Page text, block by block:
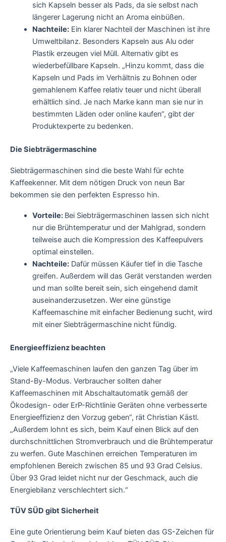
sich Kapseln besser als Pads, da sie selbst nach
längerer Lagerung nicht an Aroma einbüßen.
Nachteile:Ein klarer Nachteil der Maschinen ist ihre
Umweltbilanz. Besonders Kapseln aus Alu oder
Plastik erzeugen viel Müll. Alternativ gibt es
wiederbefüllbare Kapseln. „Hinzu kommt, dass die
Kapseln und Pads im Verhältnis zu Bohnen oder
gemahlenem Kaffee relativ teuer und nicht überall
erhältlich sind. Je nach Marke kann man sie nur in
bestimmten Läden oder online kaufen“, gibt der
Produktexperte zu bedenken.
Die Siebträgermaschine
Siebträgermaschinen sind die beste Wahl für echte
Kaffeekenner. Mit dem nötigen Druck von neun Bar
bekommen sie den perfekten Espresso hin.
Vorteile: Bei Siebträgermaschinen lassen sich nicht
nur die Brühtemperatur und der Mahlgrad, sondern
teilweise auch die Kompression des Kaffeepulvers
optimal einstellen.
Nachteile:Dafür müssen Käufer tief in die Tasche
greifen. Außerdem will das Gerät verstanden werden
und man sollte bereit sein, sich eingehend damit
auseinanderzusetzen. Wer eine günstige
Kaffeemaschine mit einfacher Bedienung sucht, wird
mit einer Siebträgermaschine nicht fündig.
Energieeffizienz beachten
„Viele Kaffeemaschinen laufen den ganzen Tag über im
Stand-By-Modus. Verbraucher sollten daher
Kaffeemaschinen mit Abschaltautomatik gemäß der
Ökodesign- oder ErP-Richtlinie Geräten ohne verbesserte
Energieeffizienz den Vorzug geben“, rät Christian Kästl.
„Außerdem lohnt es sich, beim Kauf einen Blick auf den
durchschnittlichen Stromverbrauch und die Brühtemperatur
zu werfen. Gute Maschinen erreichen Temperaturen im
empfohlenen Bereich zwischen 85 und 93 Grad Celsius.
Über 93 Grad leidet nicht nur der Geschmack, auch die
Energiebilanz verschlechtert sich.“
TÜV SÜD gibt Sicherheit
Eine gute Orientierung beim Kauf bieten das GS-Zeichen für